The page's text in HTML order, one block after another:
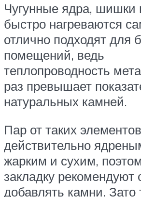
Чугунные ядра, шишки
быстро нагреваются
отлично подходят для
помещений, ведь
теплопроводность
раз превышает
натуральных камней.
Пар от таких
действительно
жарким и сухим,
закладку рекомендуют
добавлять камни. Зато